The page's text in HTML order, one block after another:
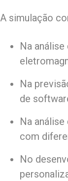
A simulação
Na
Na
de
Na
com
No